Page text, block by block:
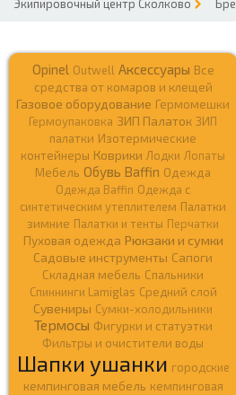
Экипировочный центр Сколково
Opinel Outwell Аксессуары Все
средства от комаров и клещей
Газовое оборудование Гермомешки
Гермоупаковка ЗИП Палаток ЗИП
палатки Изотермические
контейнеры Коврики Лодки Лопаты
Мебель Обувь Baffin Одежда
Одежда Baffin Одежда c
синтетическим утеплителем Палатки
зимние Палатки и тенты Перчатки
Пуховая одежда Рюкзаки и сумки
Садовые инструменты Сапоги
Складная мебель Спальники
Спиннинги Lamiglas Средний слой
Сувениры Сумки-холодильники
Термосы Фигурки и статуэтки
Фильтры и очистители воды
Шапки ушанки городские
кемпинговая мебель кемпинговая